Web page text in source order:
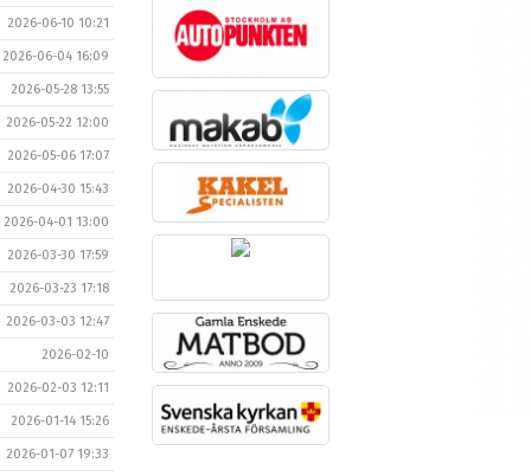
2026-06-10 10:21
2026-06-04 16:09
2026-05-28 13:55
2026-05-22 12:00
2026-05-06 17:07
2026-04-30 15:43
2026-04-01 13:00
2026-03-30 17:59
2026-03-23 17:18
2026-03-03 12:47
2026-02-10
2026-02-03 12:11
2026-01-14 15:26
2026-01-07 19:33